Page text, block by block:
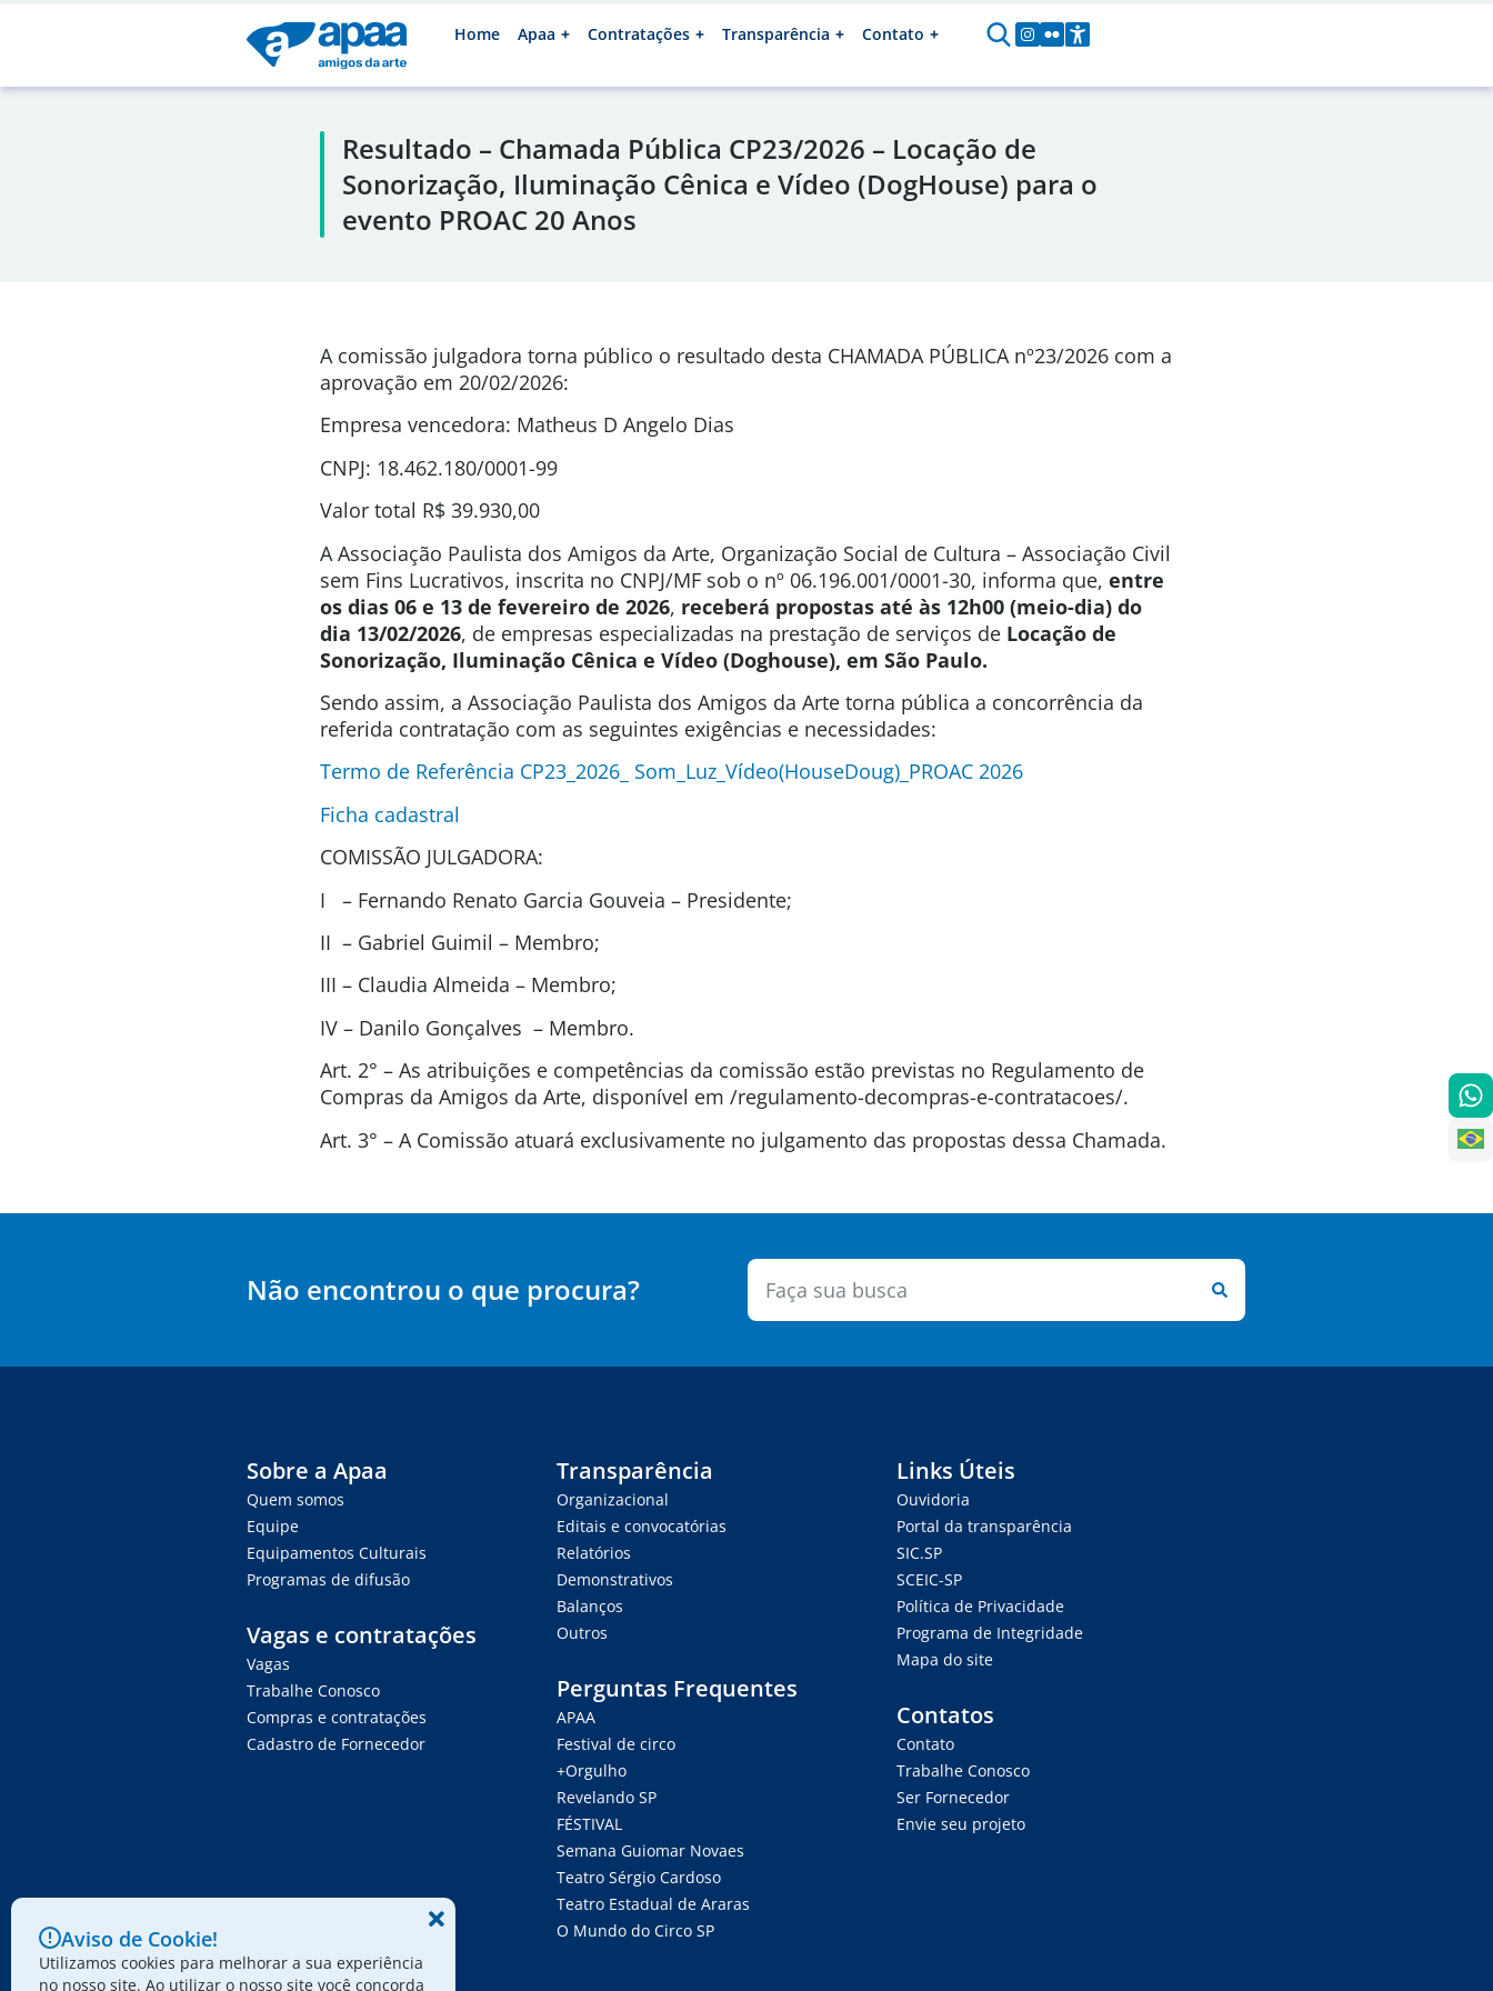
Home Apaa Contratações Transparência Contato
Resultado – Chamada Pública CP23/2026 – Locação de
Sonorização, Iluminação Cênica e Vídeo (DogHouse) para o
evento PROAC 20 Anos
A comissão julgadora torna público o resultado desta CHAMADA PÚBLICA nº23/2026 com a
aprovação em 20/02/2026:
Empresa vencedora: Matheus D Angelo Dias
CNPJ: 18.462.180/0001-99
Valor total R$ 39.930,00
A Associação Paulista dos Amigos da Arte, Organização Social de Cultura – Associação Civil
sem Fins Lucrativos, inscrita no CNPJ/MF sob o nº 06.196.001/0001-30, informa que, entre
os dias 06 e 13 de fevereiro de 2026, receberá propostas até às 12h00 (meio-dia) do
dia 13/02/2026, de empresas especializadas na prestação de serviços de Locação de
Sonorização, Iluminação Cênica e Vídeo (Doghouse), em São Paulo.
Sendo assim, a Associação Paulista dos Amigos da Arte torna pública a concorrência da
referida contratação com as seguintes exigências e necessidades:
Termo de Referência CP23_2026_ Som_Luz_Vídeo(HouseDoug)_PROAC 2026
Ficha cadastral
COMISSÃO JULGADORA:
I – Fernando Renato Garcia Gouveia – Presidente;
II – Gabriel Guimil – Membro;
III – Claudia Almeida – Membro;
IV – Danilo Gonçalves – Membro.
Art. 2° – As atribuições e competências da comissão estão previstas no Regulamento de
Compras da Amigos da Arte, disponível em /regulamento-decompras-e-contratacoes/.
Art. 3° – A Comissão atuará exclusivamente no julgamento das propostas dessa Chamada.
Não encontrou o que procura?
Sobre a Apaa
Quem somos
Equipe
Equipamentos Culturais
Programas de difusão
Vagas e contratações
Vagas
Trabalhe Conosco
Compras e contratações
Cadastro de Fornecedor
Transparência
Organizacional
Editais e convocatórias
Relatórios
Demonstrativos
Balanços
Outros
Perguntas Frequentes
APAA
Festival de circo
+Orgulho
Revelando SP
FÉSTIVAL
Semana Guiomar Novaes
Teatro Sérgio Cardoso
Teatro Estadual de Araras
O Mundo do Circo SP
Links Úteis
Ouvidoria
Portal da transparência
SIC.SP
SCEIC-SP
Política de Privacidade
Programa de Integridade
Mapa do site
Contatos
Contato
Trabalhe Conosco
Ser Fornecedor
Envie seu projeto
Aviso de Cookie!
Utilizamos cookies para melhorar a sua experiência
no nosso site. Ao utilizar o nosso site você concorda